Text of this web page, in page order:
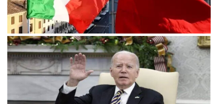
চীনের বেল্ট অ্যান্ড রোড উদ্যোগে আর থাকছে না ইতালি